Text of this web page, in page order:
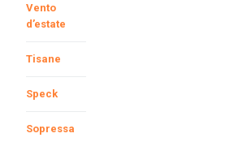
Vento
d’estate
Tisane
Speck
Sopressa